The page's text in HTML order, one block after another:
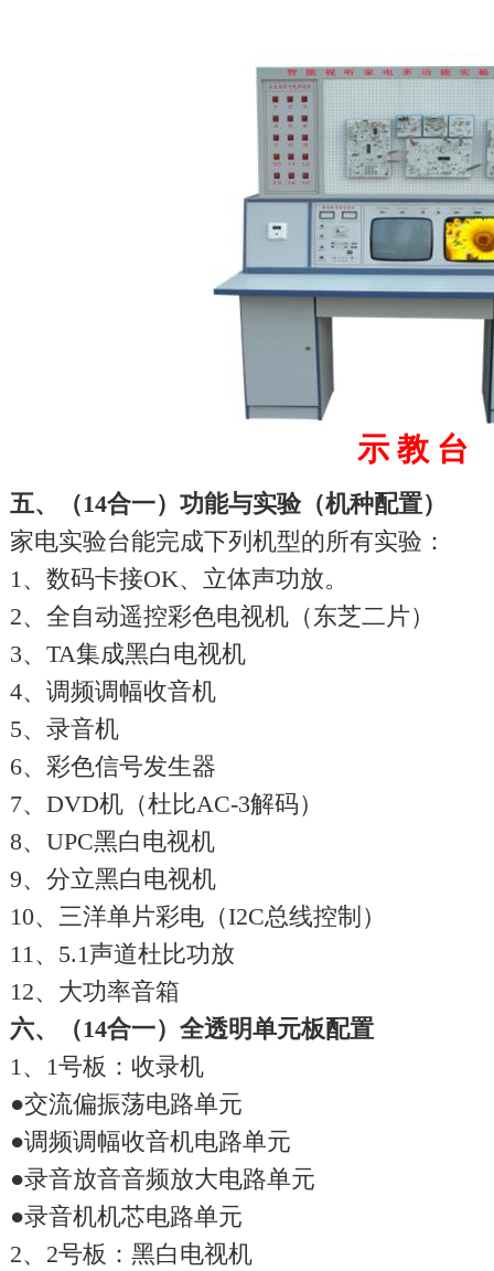
示 教 台
五、（14合一）功能与实验（机种配置）
家电实验台能完成下列机型的所有实验：
1、数码卡接OK、立体声功放。
2、全自动遥控彩色电视机（东芝二片）
3、TA集成黑白电视机
4、调频调幅收音机
5、录音机
6、彩色信号发生器
7、DVD机（杜比AC-3解码）
8、UPC黑白电视机
9、分立黑白电视机
10、三洋单片彩电（I2C总线控制）
11、5.1声道杜比功放
12、大功率音箱
六、（14合一）全透明单元板配置
1、1号板：收录机
●交流偏振荡电路单元
●调频调幅收音机电路单元
●录音放音音频放大电路单元
●录音机机芯电路单元
2、2号板：黑白电视机